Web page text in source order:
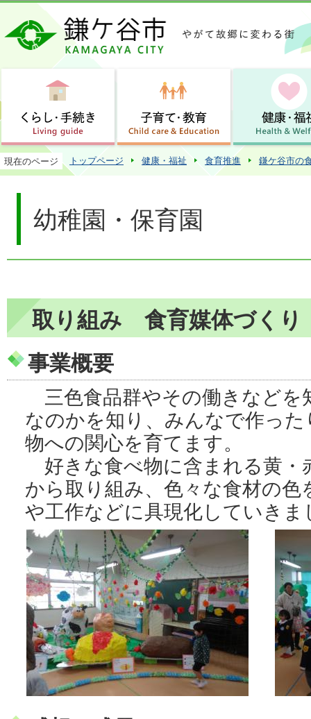
この
現在のページ トップページ 健康・福祉 食育推進 鎌ケ谷市の
幼稚園・保育園
取り組み 食育媒体づくり
事業概要
三色食品群やその働きなどを
なのかを知り、みんなで作っ
物への関心を育てます。
好きな食べ物に含まれる黄・
から取り組み、色々な食材の色
や工作などに具現化していきま